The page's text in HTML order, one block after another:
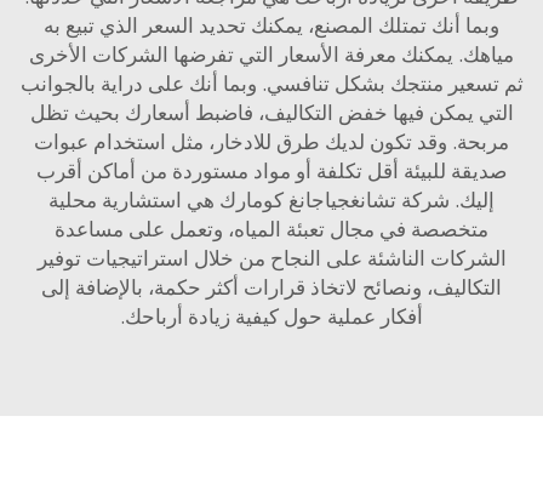
أنك تمتلك المصنع، يمكنك تحديد السعر الذي تبيع به
يمكنك معرفة الأسعار التي تفرضها الشركات الأخرى
منتجك بشكل تنافسي. وبما أنك على دراية بالجوانب
يمكن فيها خفض التكاليف، فاضبط أسعارك بحيث تظل
وقد تكون لديك طرق للادخار، مثل استخدام عبوات
للبيئة أقل تكلفة أو مواد مستوردة من أماكن أقرب
شركة تشانغجياجانغ كومارك هي استشارية محلية
متخصصة في مجال تعبئة المياه، وتعمل على مساعدة
الناشئة على النجاح من خلال استراتيجيات توفير
ونصائح لاتخاذ قرارات أكثر حكمة، بالإضافة إلى
أفكار عملية حول كيفية زيادة أرباحك.